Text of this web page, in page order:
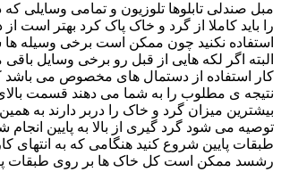
مبل صندلی تابلوها تلوزیون و تمامی وسایلی که
را باید کاملا از گرد و خاک پاک کرد بهتر است
استفاده نکنید چون ممکن است برخی وسیله
البته اگر لکه هایی از قبل رو برخی وسایل
کار استفاده از دستمال های مخصوص می باشد
نتیجه ی مطلوب را به شما می دهند قسمت
بیشترین میزان گرد و خاک را دربر دارند به
توصیه می شود گرد گیری از بالا به پایین انجام
طبقات پایین شروع کنید هنگامی که به انتهای
رشسد ممکن است کل خاک ها بر روی طبقات